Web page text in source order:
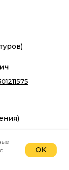
по адресу:
офис №2
OK